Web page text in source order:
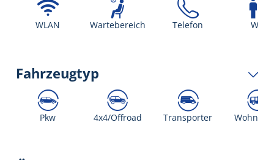
WLAN Wartebereich Telefon WC
Fahrzeugtyp
Pkw 4x4/Offroad Transporter